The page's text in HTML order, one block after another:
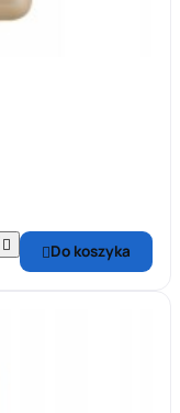
 Do koszyka